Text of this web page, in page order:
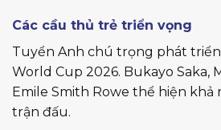
Các cầu thủ trẻ triển vọng
Tuyển Anh chú trọng phát
World Cup 2026. Bukayo Saka,
Emile Smith Rowe thể hiện
trận đấu.